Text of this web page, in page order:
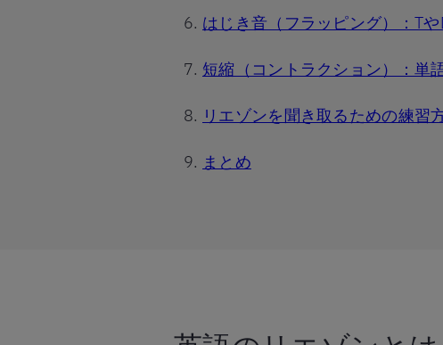
はじき音（フラッピング）：T
短縮（コントラクション）：単
リエゾンを聞き取るための練習
まとめ